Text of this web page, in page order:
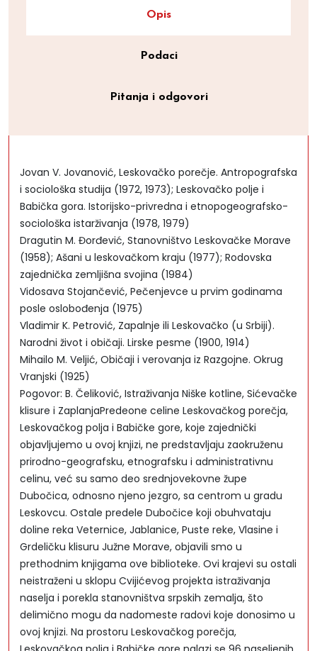
Opis
Podaci
Pitanja i odgovori
Jovan V. Jovanović, Leskovačko porečje. Antropografska
i sociološka studija (1972, 1973); Leskovačko polje i
Babička gora. Istorijsko-privredna i etnopogeografsko-
sociološka istarživanja (1978, 1979)
Dragutin M. Đorđević, Stanovništvo Leskovačke Morave
(1958); Ašani u leskovačkom kraju (1977); Rodovska
zajednička zemljišna svojina (1984)
Vidosava Stojančević, Pečenjevce u prvim godinama
posle oslobođenja (1975)
Vladimir K. Petrović, Zapalnje ili Leskovačko (u Srbiji).
Narodni život i običaji. Lirske pesme (1900, 1914)
Mihailo M. Veljić, Običaji i verovanja iz Razgojne. Okrug
Vranjski (1925)
Pogovor: B. Čeliković, Istraživanja Niške kotline, Sićevačke
klisure i ZaplanjaPredeone celine Leskovačkog porečja,
Leskovačkog polja i Babičke gore, koje zajednički
objavljujemo u ovoj knjizi, ne predstavljaju zaokruženu
prirodno-geografsku, etnografsku i administrativnu
celinu, već su samo deo srednjovekovne župe
Dubočica, odnosno njeno jezgro, sa centrom u gradu
Leskovcu. Ostale predele Dubočice koji obuhvataju
doline reka Veternice, Jablanice, Puste reke, Vlasine i
Grdeličku klisuru Južne Morave, objavili smo u
prethodnim knjigama ove biblioteke. Ovi krajevi su ostali
neistraženi u sklopu Cvijićevog projekta istraživanja
naselja i porekla stanovništva srpskih zemalja, što
delimično mogu da nadomeste radovi koje donosimo u
ovoj knjizi. Na prostoru Leskovačkog porečja,